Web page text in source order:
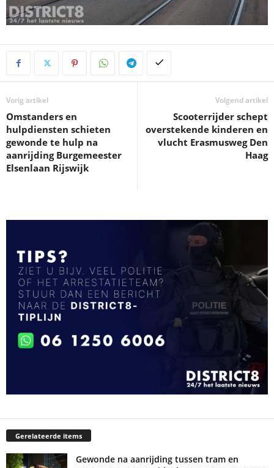
Vorig artikel
Omstanders en
hulpdiensten schieten
gewonde te hulp na
aanrijding Burgemeester
Elsenlaan Rijswijk
Volgend artikel
Scooterrijder schept
overstekende kinderen en
vlucht Erasmusweg Den
Haag
Gerelateerde items
Gewonde na aanrijding tussen tram en